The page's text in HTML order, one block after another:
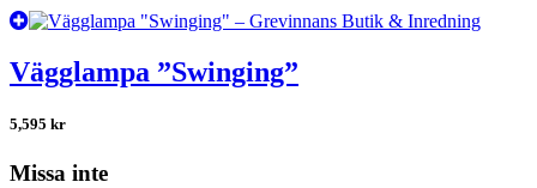
Vägglampa ”Swinging”
5,595 kr
Missa inte